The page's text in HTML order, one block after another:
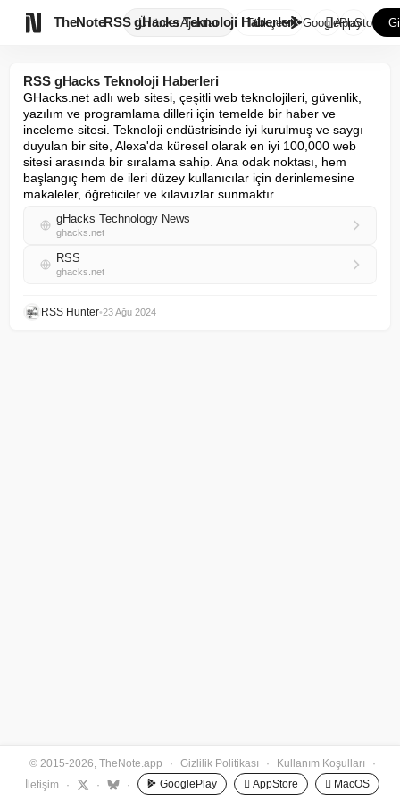
TheNote ÜrünlerAjanlar
RSS gHacks Teknoloji Haberleri
Türkçe GooglePlay
AppStore
RSS gHacks Teknoloji Haberleri
GHacks.net adlı web sitesi, çeşitli web teknolojileri, güvenlik,
yazılım ve programlama dilleri için temelde bir haber ve
inceleme sitesi. Teknoloji endüstrisinde iyi kurulmuş ve saygı
duyulan bir site, Alexa'da küresel olarak en iyi 100,000 web
sitesi arasında bir sıralama sahip. Ana odak noktası, hem
başlangıç hem de ileri düzey kullanıcılar için derinlemesine
makaleler, öğreticiler ve kılavuzlar sunmaktır.
gHacks Technology News
ghacks.net
RSS
ghacks.net
RSS Hunter•23 Ağu 2024
© 2015-2026, TheNote.app · Gizlilik Politikası · Kullanım Koşulları
·
İletişim
· · · GooglePlay  AppStore  MacOS